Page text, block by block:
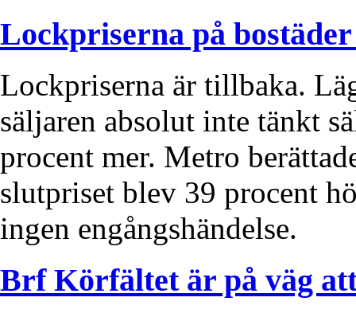
Lockpriserna på
Lockpriserna är tillbaka.
säljaren absolut inte tänkt
procent mer. Metro
slutpriset blev 39 procent
ingen engångshändelse.
Brf Körfältet är på väg